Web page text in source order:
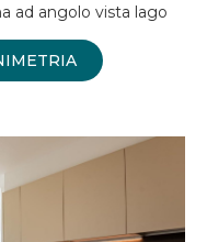
ad angolo vista lago